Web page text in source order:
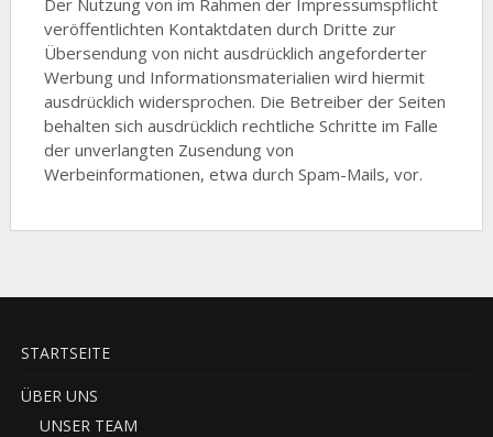
Der Nutzung von im Rahmen der Impressumspflicht
veröffentlichten Kontaktdaten durch Dritte zur
Übersendung von nicht ausdrücklich angeforderter
Werbung und Informationsmaterialien wird hiermit
ausdrücklich widersprochen. Die Betreiber der Seiten
behalten sich ausdrücklich rechtliche Schritte im Falle
der unverlangten Zusendung von
Werbeinformationen, etwa durch Spam-Mails, vor.
STARTSEITE
ÜBER UNS
UNSER TEAM